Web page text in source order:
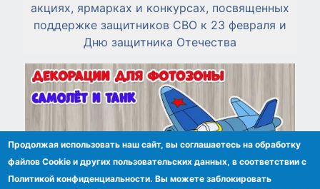
акциях, ярмарках и конкурсах, посвященных
поддержке защитников СВО к 23 февраля и
Дню защитника Отечества
Продолжая использовать наш сайт, вы соглашаетесь на обработку
файлов Сookie и других пользовательских данных, в соответствии с
Политикой конфиденциальности. Вы можете заблокировать